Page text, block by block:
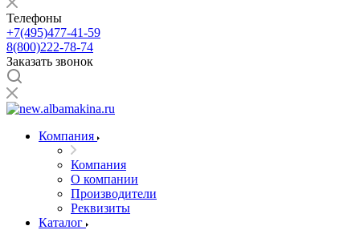
Телефоны
+7(495)477-41-59
8(800)222-78-74
Заказать звонок
Компания
Компания
О компании
Производители
Реквизиты
Каталог